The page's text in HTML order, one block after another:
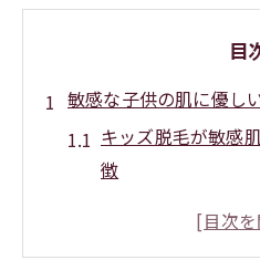
目
敏感な子供の肌に優し
キッズ脱毛が敏感
徴
子供の肌負担を減